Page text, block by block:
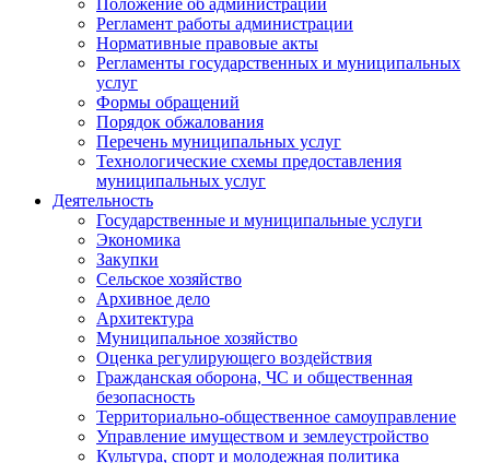
Положение об администрации
Регламент работы администрации
Нормативные правовые акты
Регламенты государственных и муниципальных
услуг
Формы обращений
Порядок обжалования
Перечень муниципальных услуг
Технологические схемы предоставления
муниципальных услуг
Деятельность
Государственные и муниципальные услуги
Экономика
Закупки
Сельское хозяйство
Архивное дело
Архитектура
Муниципальное хозяйство
Оценка регулирующего воздействия
Гражданская оборона, ЧС и общественная
безопасность
Территориально-общественное самоуправление
Управление имуществом и землеустройство
Культура, спорт и молодежная политика